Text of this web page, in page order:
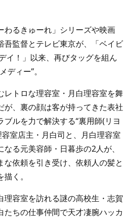
わるきゅーれ」シリーズや映画
吾監督とテレビ東京が、「ベイビ
イ！」以来、再びタッグを組ん
ディー”。
レトロな理容室・月白理容室を舞
が、裏の顔は客が持ってきた表社
ルを力で解決する“裏用師(リヨ
室店主・月白司と、月白理容室
る元美容師・日暮歩の2人が、
依頼を引き受け、依頼人の髪と
く。
理容室を訪れる謎の高校生・志賀
たちの仕事仲間で天才凄腕ハッカ